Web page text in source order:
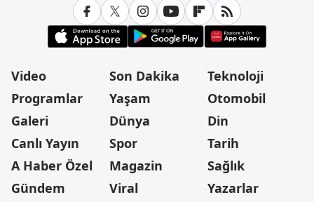
Video
Programlar
Galeri
Canlı Yayın
A Haber Özel
Gündem
Son Dakika
Yaşam
Dünya
Spor
Magazin
Viral
Teknoloji
Otomobil
Din
Tarih
Sağlık
Yazarlar